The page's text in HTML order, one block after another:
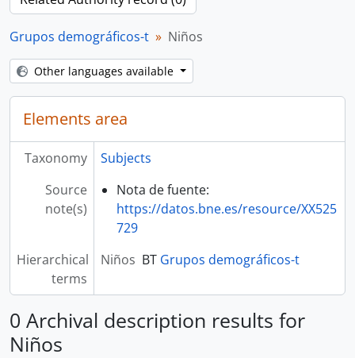
Grupos demográficos-t Niños
Other languages available
Elements area
Taxonomy
Subjects
Source
note(s)
Nota de fuente:
https://datos.bne.es/resource/XX525
729
Hierarchical
terms
Niños BT Grupos demográficos-t
0 Archival description results for
Niños